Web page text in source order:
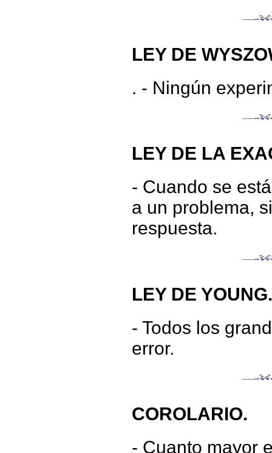
LEY DE
. - Ningún
LEY DE LA
- Cuando se
a un problema,
respuesta.
LEY DE YOUNG.
- Todos los
error.
COROLARIO.
- Cuanto mayor